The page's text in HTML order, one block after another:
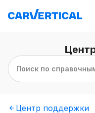
Поиск по
Центр поддержки